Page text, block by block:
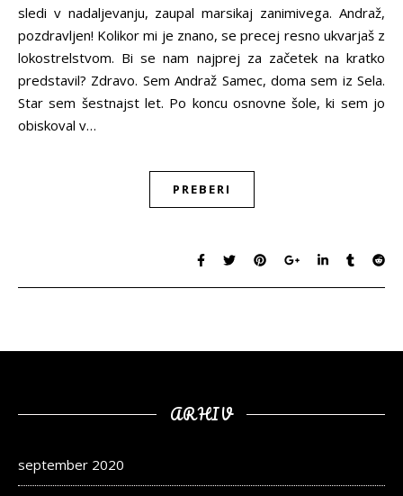
sledi v nadaljevanju, zaupal marsikaj zanimivega. Andraž,
pozdravljen! Kolikor mi je znano, se precej resno ukvarjaš z
lokostrelstvom. Bi se nam najprej za začetek na kratko
predstavil? Zdravo. Sem Andraž Samec, doma sem iz Sela.
Star sem šestnajst let. Po koncu osnovne šole, ki sem jo
obiskoval v…
PREBERI
ARHIV
september 2020